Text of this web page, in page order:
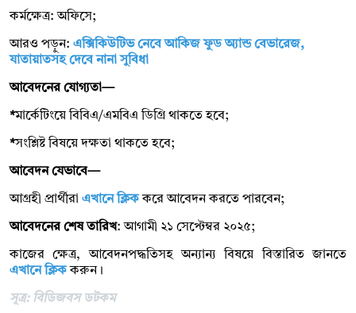
কর্মক্ষেত্র: অফিসে;
আরও পড়ুন: এক্সিকিউটিভ নেবে আকিজ ফুড অ্যান্ড বেভারেজ,
যাতায়াতসহ দেবে নানা সুবিধা
আবেদনের যোগ্যতা—
*মার্কেটিংয়ে বিবিএ/এমবিএ ডিগ্রি থাকতে হবে;
*সংশ্লিষ্ট বিষয়ে দক্ষতা থাকতে হবে;
আবেদন যেভাবে—
আগ্রহী প্রার্থীরা এখানে ক্লিককরে আবেদন করতে পারবেন;
আবেদনের শেষ তারিখ: আগামী ২১ সেপ্টেম্বর ২০২৫;
কাজের ক্ষেত্র, আবেদনপদ্ধতিসহ অন্যান্য বিষয়ে বিস্তারিত জানতে
এখানে ক্লিককরুন।
সূত্র: বিডিজবস ডটকম